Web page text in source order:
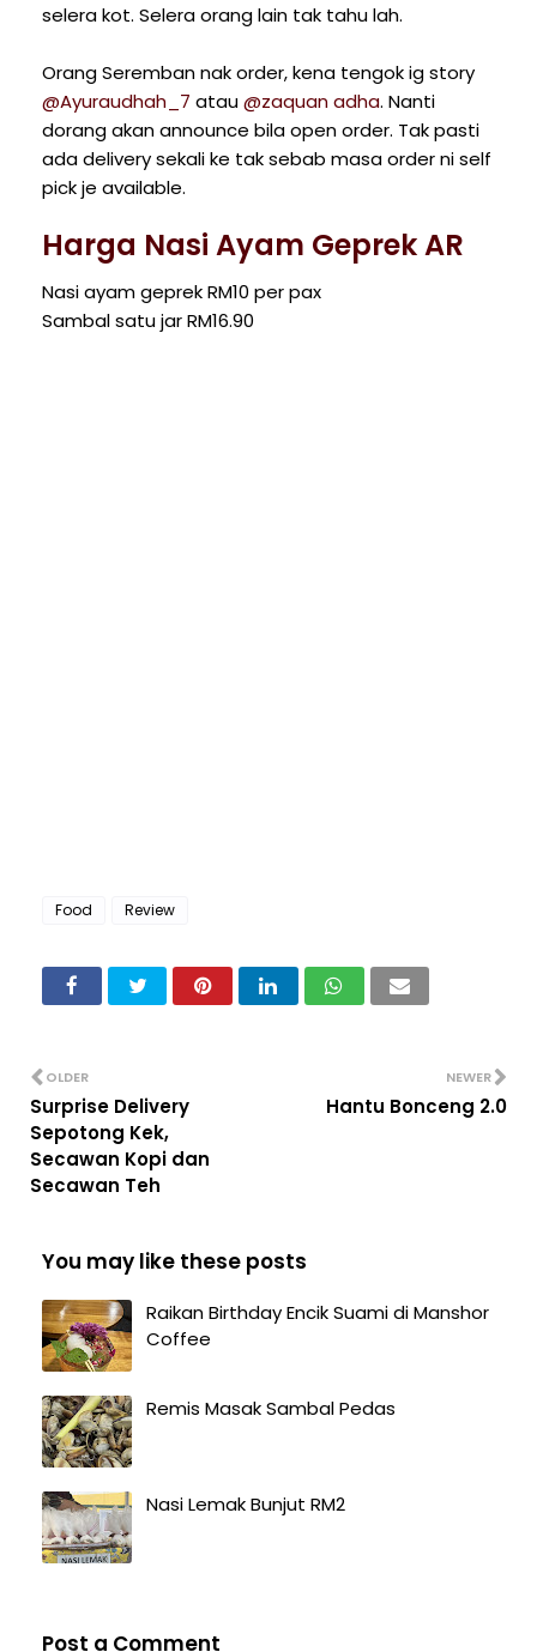
selera kot. Selera orang lain tak tahu lah.
Orang Seremban nak order, kena tengok ig story
@Ayuraudhah_7 atau@zaquan adha. Nanti
dorang akan announce bila open order. Tak pasti
ada delivery sekali ke tak sebab masa order ni self
pick je available.
Harga Nasi Ayam Geprek AR
Nasi ayam geprek RM10 per pax
Sambal satu jar RM16.90
Food Review
NEWER
Hantu Bonceng 2.0
OLDER
Surprise Delivery
Sepotong Kek,
Secawan Kopi dan
Secawan Teh
You may like these posts
Raikan Birthday Encik Suami di Manshor
Coffee
Remis Masak Sambal Pedas
Nasi Lemak Bunjut RM2
Post a Comment